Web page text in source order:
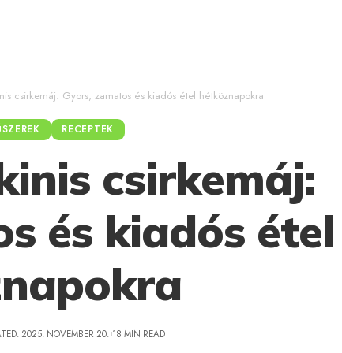
csirkemáj: Gyors, zamatos és kiadós étel hétköznapokra
RECEPTEK
csirkemáj:
és kiadós étel
2025. NOVEMBER 20. 18 MIN READ